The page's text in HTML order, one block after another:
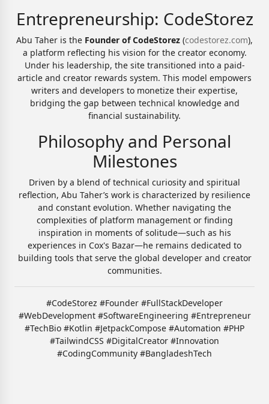
Entrepreneurship: CodeStorez
Abu Taher is the Founder of CodeStorez (codestorez.com),
a platform reflecting his vision for the creator economy.
Under his leadership, the site transitioned into a paid-
article and creator rewards system. This model empowers
writers and developers to monetize their expertise,
bridging the gap between technical knowledge and
financial sustainability.
Philosophy and Personal
Milestones
Driven by a blend of technical curiosity and spiritual
reflection, Abu Taher’s work is characterized by resilience
and constant evolution. Whether navigating the
complexities of platform management or finding
inspiration in moments of solitude—such as his
experiences in Cox's Bazar—he remains dedicated to
building tools that serve the global developer and creator
communities.
#CodeStorez #Founder #FullStackDeveloper
#WebDevelopment #SoftwareEngineering #Entrepreneur
#TechBio #Kotlin #JetpackCompose #Automation #PHP
#TailwindCSS #DigitalCreator #Innovation
#CodingCommunity #BangladeshTech